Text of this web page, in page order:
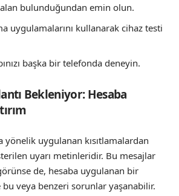
bulunduğundan emin olun.
uygulamalarını kullanarak cihaz testi
başka bir telefonda deneyin.
Bekleniyor: Hesaba
yönelik uygulanan kısıtlamalardan
uyarı metinleridir. Bu mesajlar
de, hesaba uygulanan bir
bu veya benzeri sorunlar yaşanabilir.